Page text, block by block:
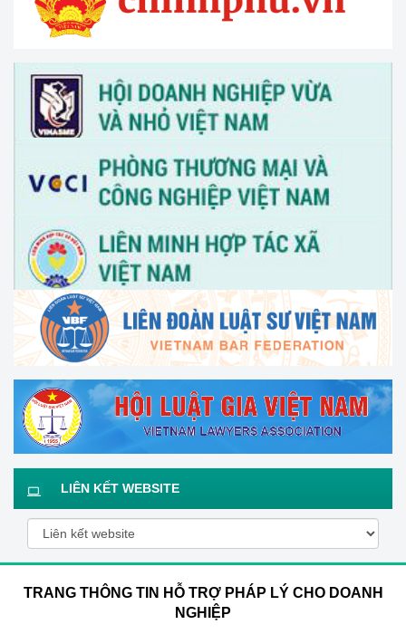
LIÊN KẾT WEBSITE
TRANG THÔNG TIN HỖ TRỢ PHÁP LÝ CHO DOANH
NGHIỆP